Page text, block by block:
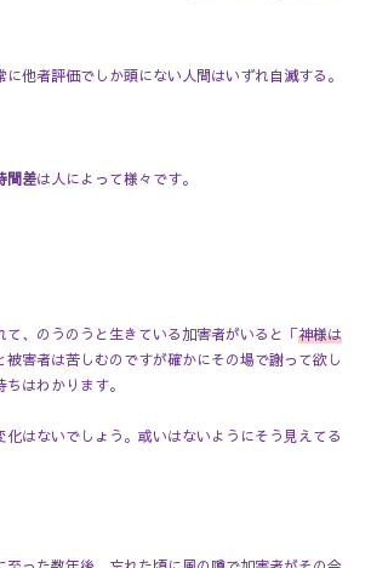
他者評価でしか頭にない人間はいずれ自滅する。
間差は人によって様々です。
て、のうのうと生きている加害者がいると「神様は
被害者は苦しむのですが確かにその場で謝って欲し
はわかります。
はないでしょう。或いはないようにそう見えてる
●